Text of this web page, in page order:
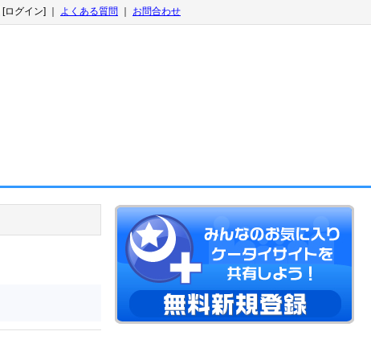
[ログイン] ｜ よくある質問 お問合わせ